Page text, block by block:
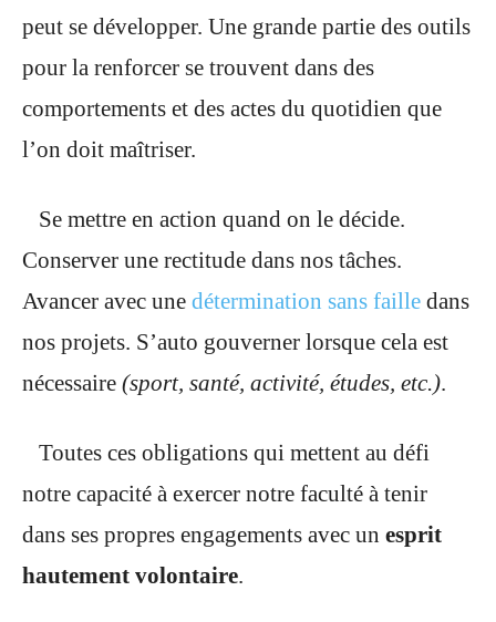
peut se développer. Une grande partie des outils
pour la renforcer se trouvent dans des
comportements et des actes du quotidien que
l’on doit maîtriser.
Se mettre en action quand on le décide.
Conserver une rectitude dans nos tâches.
Avancer avec une détermination sans faille dans
nos projets. S’auto gouverner lorsque cela est
nécessaire (sport, santé, activité, études, etc.).
Toutes ces obligations qui mettent au défi
notre capacité à exercer notre faculté à tenir
dans ses propres engagements avec un esprit
hautement volontaire.